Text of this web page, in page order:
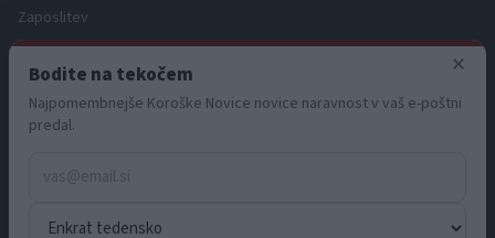
Zaposlitev
Pravno obvestilo
Zasebnost in piškotki
Storitve
Pogoji uporabe
×
Bodite na tekočem
Najpomembnejše Koroške Novice novice naravnost v vaš e-poštni
predal.